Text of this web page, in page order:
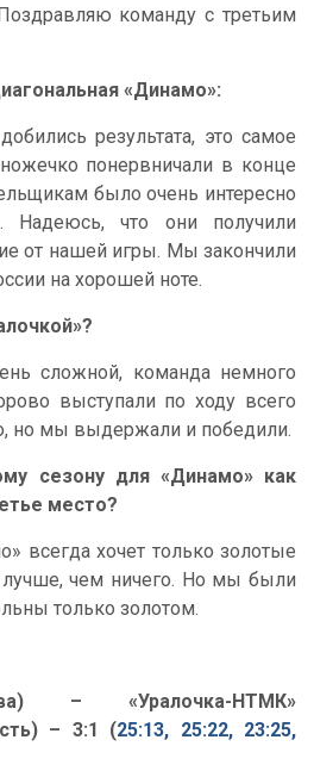
команду с третьим
«Динамо»:
результата, это самое
понервничали в конце
было очень интересно
Надеюсь, что они получили
от нашей игры. Мы закончили
на хорошей ноте.
сложной, команда немного
выступали по ходу всего
но мы выдержали и победили.
сезону для «Динамо» как
место?
всегда хочет только золотые
чем ничего. Но мы были
только золотом.
– «Уралочка-НТМК»
– 3:1 (25:13, 25:22, 23:25,